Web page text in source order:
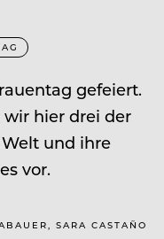
gefeiert.
hier drei der
und ihre
vor.
SARA CASTAÑO